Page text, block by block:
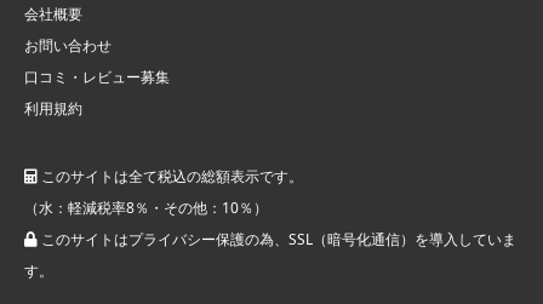
会社概要
お問い合わせ
口コミ・レビュー募集
利用規約
このサイトは全て税込の総額表示です。
（水：軽減税率8％・その他：10％）
このサイトはプライバシー保護の為、SSL（暗号化通信）を導入していま
す。